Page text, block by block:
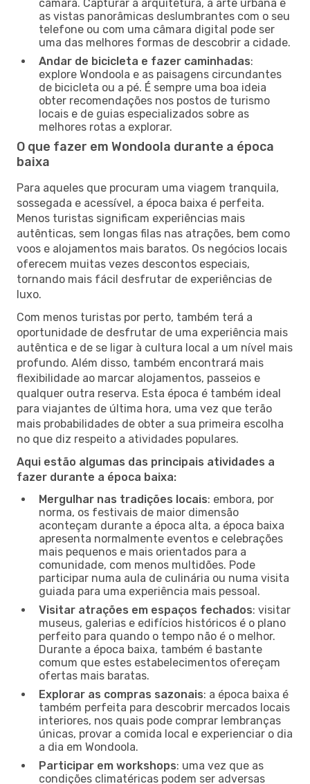
câmara. Capturar a arquitetura, a arte urbana e
as vistas panorâmicas deslumbrantes com o seu
telefone ou com uma câmara digital pode ser
uma das melhores formas de descobrir a cidade.
Andar de bicicleta e fazer caminhadas:
explore Wondoola e as paisagens circundantes
de bicicleta ou a pé. É sempre uma boa ideia
obter recomendações nos postos de turismo
locais e de guias especializados sobre as
melhores rotas a explorar.
O que fazer em Wondoola durante a época
baixa
Para aqueles que procuram uma viagem tranquila,
sossegada e acessível, a época baixa é perfeita.
Menos turistas significam experiências mais
autênticas, sem longas filas nas atrações, bem como
voos e alojamentos mais baratos. Os negócios locais
oferecem muitas vezes descontos especiais,
tornando mais fácil desfrutar de experiências de
luxo.
Com menos turistas por perto, também terá a
oportunidade de desfrutar de uma experiência mais
autêntica e de se ligar à cultura local a um nível mais
profundo. Além disso, também encontrará mais
flexibilidade ao marcar alojamentos, passeios e
qualquer outra reserva. Esta época é também ideal
para viajantes de última hora, uma vez que terão
mais probabilidades de obter a sua primeira escolha
no que diz respeito a atividades populares.
Aqui estão algumas das principais atividades a
fazer durante a época baixa:
Mergulhar nas tradições locais: embora, por
norma, os festivais de maior dimensão
aconteçam durante a época alta, a época baixa
apresenta normalmente eventos e celebrações
mais pequenos e mais orientados para a
comunidade, com menos multidões. Pode
participar numa aula de culinária ou numa visita
guiada para uma experiência mais pessoal.
Visitar atrações em espaços fechados: visitar
museus, galerias e edifícios históricos é o plano
perfeito para quando o tempo não é o melhor.
Durante a época baixa, também é bastante
comum que estes estabelecimentos ofereçam
ofertas mais baratas.
Explorar as compras sazonais: a época baixa é
também perfeita para descobrir mercados locais
interiores, nos quais pode comprar lembranças
únicas, provar a comida local e experienciar o dia
a dia em Wondoola.
Participar em workshops: uma vez que as
condições climatéricas podem ser adversas